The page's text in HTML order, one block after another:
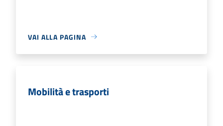
VAI ALLA PAGINA
Mobilità e trasporti